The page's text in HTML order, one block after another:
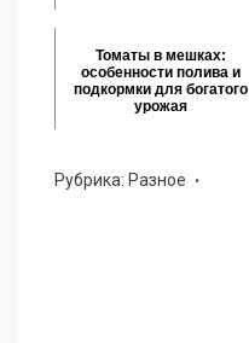
Томаты в мешках:
особенности полива и
подкормки для богатого
урожая
Рубрика: Разное